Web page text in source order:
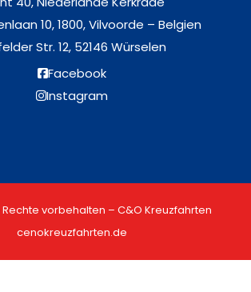
10, 1800, Vilvoorde – Belgien
Str. 12, 52146 Würselen
Facebook
Instagram
vorbehalten – C&O Kreuzfahrten
cenokreuzfahrten.de